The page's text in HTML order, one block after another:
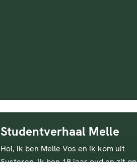
Studentverhaal Melle
Hoi, ik ben Melle Vos en ik kom uit
Susteren. Ik ben 18 jaar oud en zit op